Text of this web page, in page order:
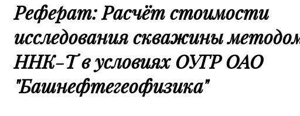
Реферат: Расчёт стоимости
исследования скважины
ННК-Т в условиях ОУГР ОАО
"Башнефтегеофизика"